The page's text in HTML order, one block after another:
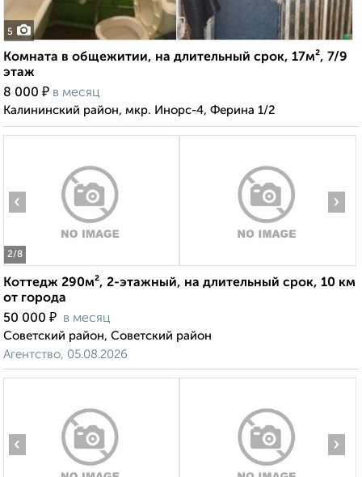
5
Комната в общежитии, на длительный срок, 17м², 7/9
этаж
8 000 ₽ в месяц
Калининский район, мкр. Инорс-4, Ферина 1/2
2/8
‹ ›
Коттедж 290м², 2-этажный, на длительный срок, 10 км
от города
50 000 ₽ в месяц
Советский район, Советский район
Агентство, 05.08.2026
‹ ›